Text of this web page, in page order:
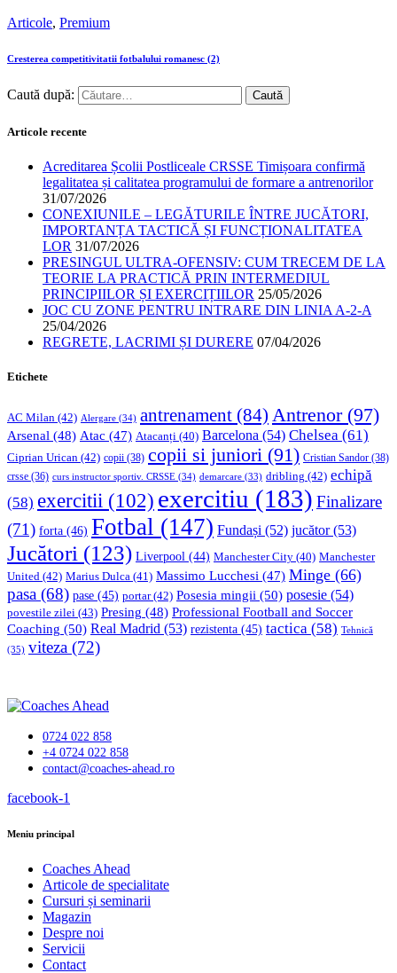
Articole, Premium
Cresterea competitivitatii fotbalului romanesc (2)
Caută după:
Articole recente
Acreditarea Școlii Postliceale CRSSE Timișoara confirmă
legalitatea și calitatea programului de formare a antrenorilor
31/07/2026
CONEXIUNILE – LEGĂTURILE ÎNTRE JUCĂTORI,
IMPORTANȚA TACTICĂ ȘI FUNCȚIONALITATEA
LOR 31/07/2026
PRESINGUL ULTRA-OFENSIV: CUM TRECEM DE LA
TEORIE LA PRACTICĂ PRIN INTERMEDIUL
PRINCIPIILOR ȘI EXERCIȚIILOR 25/05/2026
JOC CU ZONE PENTRU INTRARE DIN LINIA A-2-A
25/04/2026
REGRETE, LACRIMI ȘI DURERE 07/04/2026
Etichete
AC Milan (42) Alergare (34) antrenament (84) Antrenor(97)
Arsenal (48) Atac (47) Atacanți (40) Barcelona (54) Chelsea (61)
Ciprian Urican (42) copii (38) copii si juniori (91) Cristian Sandor (38)
crsse (36) curs instructor sportiv. CRSSE (34) demarcare (33) dribling (42) echipă
(58) exercitii (102) exercitiu (183) Finalizare
(71) forta (46) Fotbal (147) Fundași (52) jucător(53)
Jucători (123) Liverpool (44) Manchester City (40) Manchester
United (42) Marius Dulca (41) Massimo Lucchesi (47) Minge (66)
pasa (68) pase (45) portar(42) Posesia mingii (50) posesie (54)
povestile zilei (43) Presing (48) Professional Football and Soccer
Coaching (50) Real Madrid (53) rezistenta (45) tactica (58) Tehnică
(35) viteza (72)
0724 022 858
+4 0724 022 858
contact@coaches-ahead.ro
facebook-1
Meniu principal
Coaches Ahead
Articole de specialitate
Cursuri și seminarii
Magazin
Despre noi
Servicii
Contact